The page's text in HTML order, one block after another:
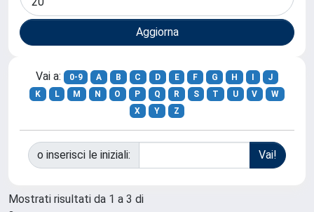
Vai a: 0-9 A B C D E F G H
J
K
L M N O P Q R S T U V
W
X
Y Z
o inserisci le iniziali:
Mostrati risultati da 1 a 3 di